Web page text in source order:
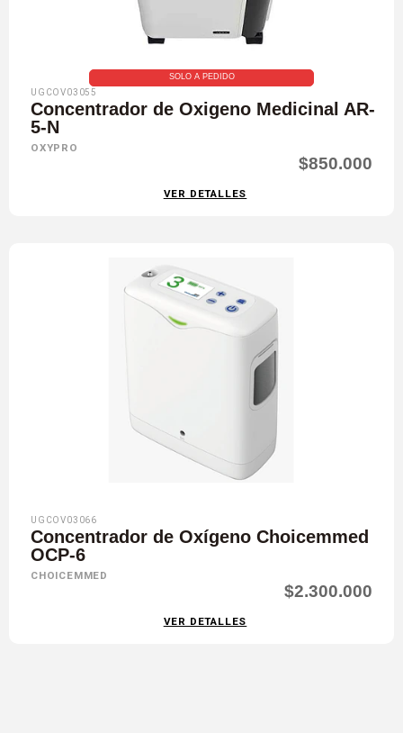
SOLO A PEDIDO
UGCOV03055
Concentrador de Oxigeno Medicinal AR-
5-N
OXYPRO
$850.000
VER DETALLES
UGCOV03066
Concentrador de Oxígeno Choicemmed
OCP-6
CHOICEMMED
$2.300.000
VER DETALLES